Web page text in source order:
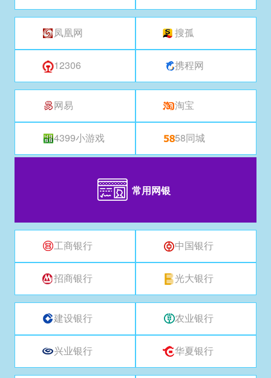
凤凰网
12306
搜孤
携程网
网易
4399小游戏
淘宝
58同城
常用网银
工商银行
招商银行
中国银行
光大银行
建设银行
兴业银行
农业银行
华夏银行